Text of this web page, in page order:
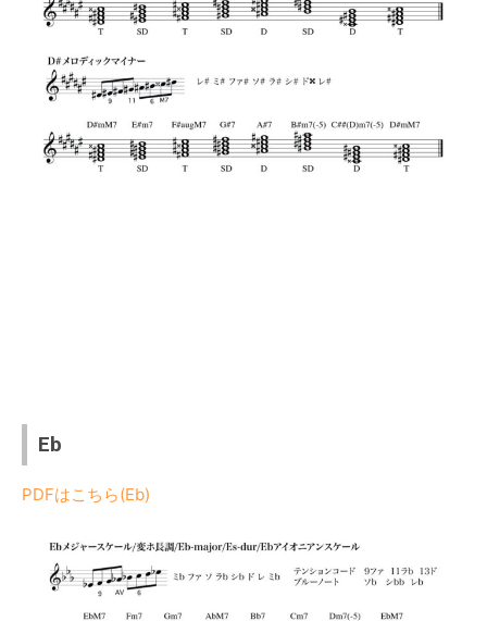
Eb
PDFはこちら(Eb)